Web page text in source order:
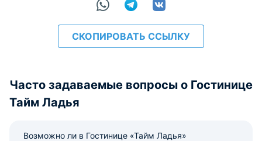
СКОПИРОВАТЬ ССЫЛКУ
Часто задаваемые вопросы о Гостинице
Тайм Ладья
Возможно ли в Гостинице «Тайм Ладья»